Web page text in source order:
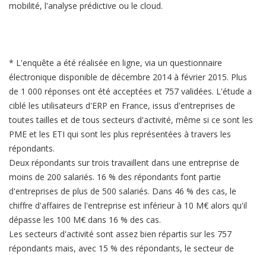
mobilité, l'analyse prédictive ou le cloud.
* L'enquête a été réalisée en ligne, via un questionnaire
électronique disponible de décembre 2014 à février 2015. Plus
de 1 000 réponses ont été acceptées et 757 validées. L'étude a
ciblé les utilisateurs d'ERP en France, issus d'entreprises de
toutes tailles et de tous secteurs d'activité, même si ce sont les
PME et les ETI qui sont les plus représentées à travers les
répondants.
Deux répondants sur trois travaillent dans une entreprise de
moins de 200 salariés. 16 % des répondants font partie
d'entreprises de plus de 500 salariés. Dans 46 % des cas, le
chiffre d'affaires de l'entreprise est inférieur à 10 M€ alors qu'il
dépasse les 100 M€ dans 16 % des cas.
Les secteurs d'activité sont assez bien répartis sur les 757
répondants mais, avec 15 % des répondants, le secteur de